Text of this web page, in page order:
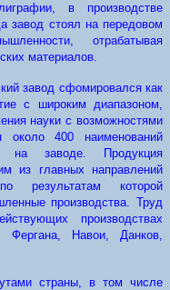
в производстве
завод стоял на передовом
отрабатывая
материалов.
завод сфомировался как
с широким диапазоном,
науки с возможностями
около 400 наименований
на заводе. Продукция
из главных направлений
результатам которой
производства. Труд
производствах
Фергана, Навои, Данков,
страны, в том числе